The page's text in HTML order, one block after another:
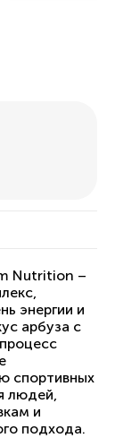
Nutrition –
энергии и
арбуза с
спортивных
людей,
и
подхода.